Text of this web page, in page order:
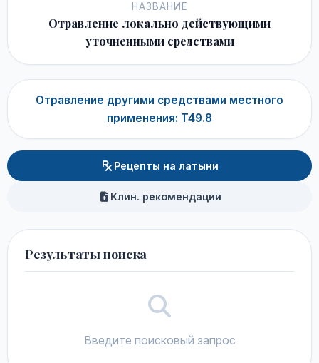
НАЗВАНИЕ
Отравление локально действующими
уточненными средствами
Отравление другими средствами местного
применения: T49.8
Рецепты на латыни
Клин. рекомендации
Результаты поиска
Введите поисковый запрос